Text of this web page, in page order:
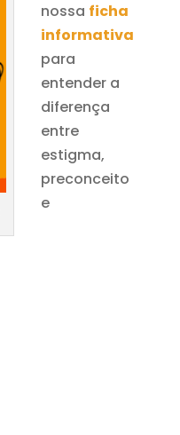
nossa ficha
informativa
para
entender a
diferença
entre
estigma,
preconceito
e